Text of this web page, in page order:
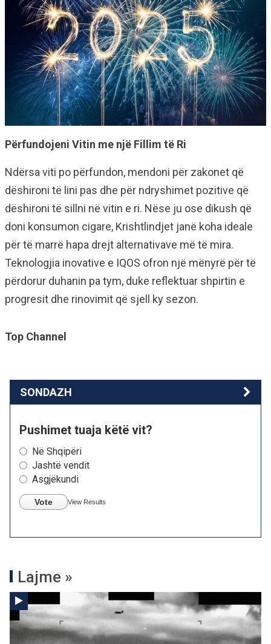
Përfundojeni Vitin me një Fillim të Ri
Ndërsa viti po përfundon, mendoni për zakonet që
dëshironi të lini pas dhe për ndryshimet pozitive që
dëshironi të sillni në vitin e ri. Nëse ju ose dikush që
doni konsumon cigare, Krishtlindjet janë koha ideale
për të marrë hapa drejt alternativave më të mira.
Teknologjia inovative e IQOS ofron një mënyrë për të
përdorur duhanin pa tym, duke reflektuar shpirtin e
progresit dhe rinovimit që sjell ky sezon.
Top Channel
SONDAZH
Pushimet tuaja këtë vit?
Në Shqipëri
Jashtë vendit
Asgjëkundi
Vote View Results
Lajme »